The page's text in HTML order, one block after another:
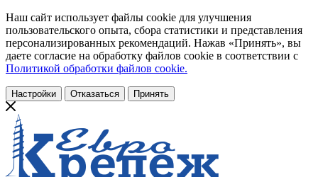
Наш сайт использует файлы cookie для улучшения
пользовательского опыта, сбора статистики и представления
персонализированных рекомендаций. Нажав «Принять», вы
даете согласие на обработку файлов cookie в соответствии с
Политикой обработки файлов cookie.
Настройки Отказаться Принять